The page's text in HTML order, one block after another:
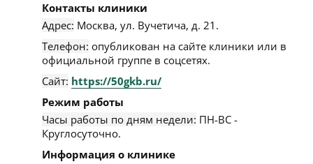
Контакты клиники
Адрес: Москва, ул. Вучетича, д. 21 .
Телефон: опубликован на сайте клиники или в
официальной группе в соцсетях.
Сайт: https://50gkb.ru/
Режим работы
Часы работы по дням недели: ПН-ВС -
Круглосуточно.
Информация о клинике